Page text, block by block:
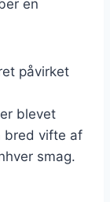
en
påvirket
blevet
bred vifte af
smag.